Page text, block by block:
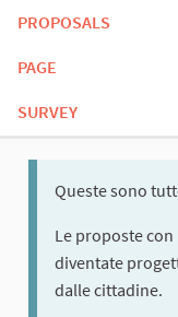
PROPOSALS
PAGE
SURVEY
Queste sono
Le proposte
diventate
dalle cittadine.